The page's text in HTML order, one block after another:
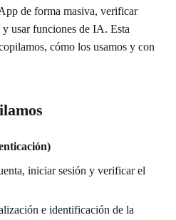
de forma masiva, verificar
usar funciones de IA. Esta
cómo los usamos y con
iniciar sesión y verificar el
e identificación de la